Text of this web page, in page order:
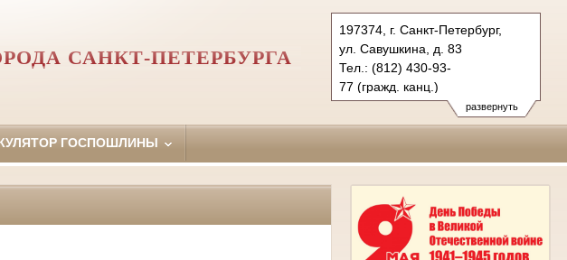
развернуть
197374, г. Санкт-Петербург,
ул. Савушкина, д. 83
Тел.: (812) 430-93-
77 (гражд. канц.)
(812) 430-93-88 (угол. канц.)
primorsky.spb@sudrf.ru
САНКТ-ПЕТЕРБУРГА
ГОСПОШЛИНЫ